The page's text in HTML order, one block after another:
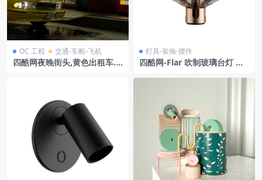
OC 工程 交通-车船-飞机
四酷网夜晚街头,黄色出租车.
灯具-装饰-摆件
四酷网-Flar 吹制玻璃台灯 灯